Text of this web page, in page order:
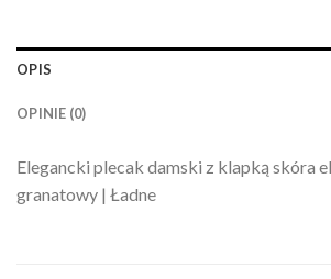
OPIS
OPINIE (0)
Elegancki plecak damski z klapką skóra
granatowy | Ładne